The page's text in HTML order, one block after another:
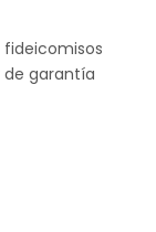
de garantía